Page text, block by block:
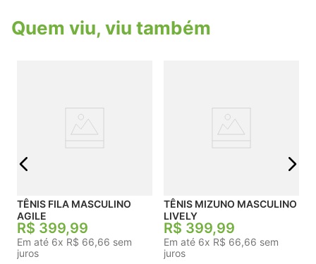
estruturadas integradas à base do solado que
acompanham o movimento natural da passada e
garantem tração estável no asfalto, calçadas ou
Quem viu, viu também
TÊNIS FILA MASCULINO
AGILE
R$ 399,99
Em até 6x R$ 66,66 sem
juros
TÊNIS MIZUNO MASCULINO
LIVELY
R$ 399,99
Em até 6x R$ 66,66 sem
juros